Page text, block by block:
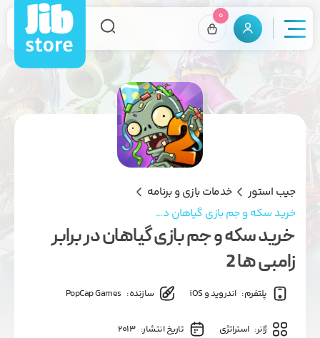
0
جیب استور
خدمات بازی و برنامه
خرید سکه و جم بازی گیاهان در برابر زامبی ها 2
خرید سکه و جم بازی گیاهان در برابر
زامبی ها 2
پلتفرم: اندروید و iOS سازنده: PopCap Games
ژانر: استراتژی تاریخ انتشار: 2013